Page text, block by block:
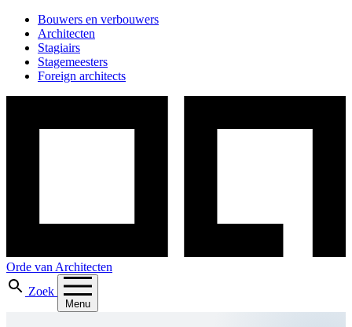
Bouwers en verbouwers
Architecten
Stagiairs
Stagemeesters
Foreign architects
Orde van Architecten
Zoek
Menu